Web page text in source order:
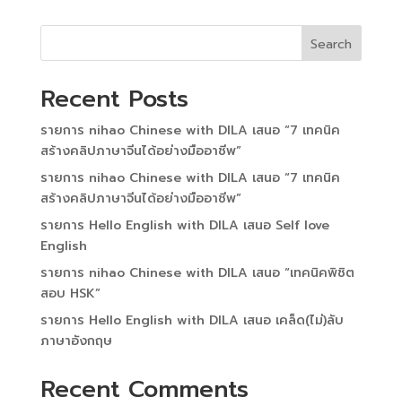
Search
Recent Posts
รายการ nihao Chinese with​ DILA เสนอ “7 เทคนิค
สร้างคลิปภาษาจีนได้อย่างมืออาชีพ”
รายการ nihao Chinese with​ DILA เสนอ “7 เทคนิค
สร้างคลิปภาษาจีนได้อย่างมืออาชีพ”
รายการ Hello English with​ DILA เสนอ Self love
English
รายการ nihao Chinese with​ DILA เสนอ “เทคนิคพิชิต​
สอบ HSK”
รายการ Hello English with​ DILA เสนอ เคล็ด(ไม่)​ลับ
ภาษา​อังกฤษ​
Recent Comments